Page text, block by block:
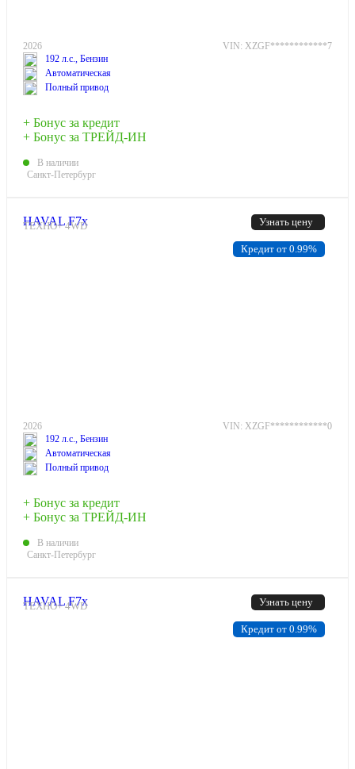
2026
VIN: XZGF************7
192 л.с., Бензин
Автоматическая
Полный привод
+ Бонус за кредит
+ Бонус за ТРЕЙД-ИН
В наличии
Санкт-Петербург
Узнать цену
HAVAL F7x
ТЕХНО+ 4WD
2026
VIN: XZGF************0
192 л.с., Бензин
Автоматическая
Полный привод
+ Бонус за кредит
+ Бонус за ТРЕЙД-ИН
В наличии
Санкт-Петербург
Кредит от 0.99%
Узнать цену
HAVAL F7x
ТЕХНО+ 4WD
Кредит от 0.99%